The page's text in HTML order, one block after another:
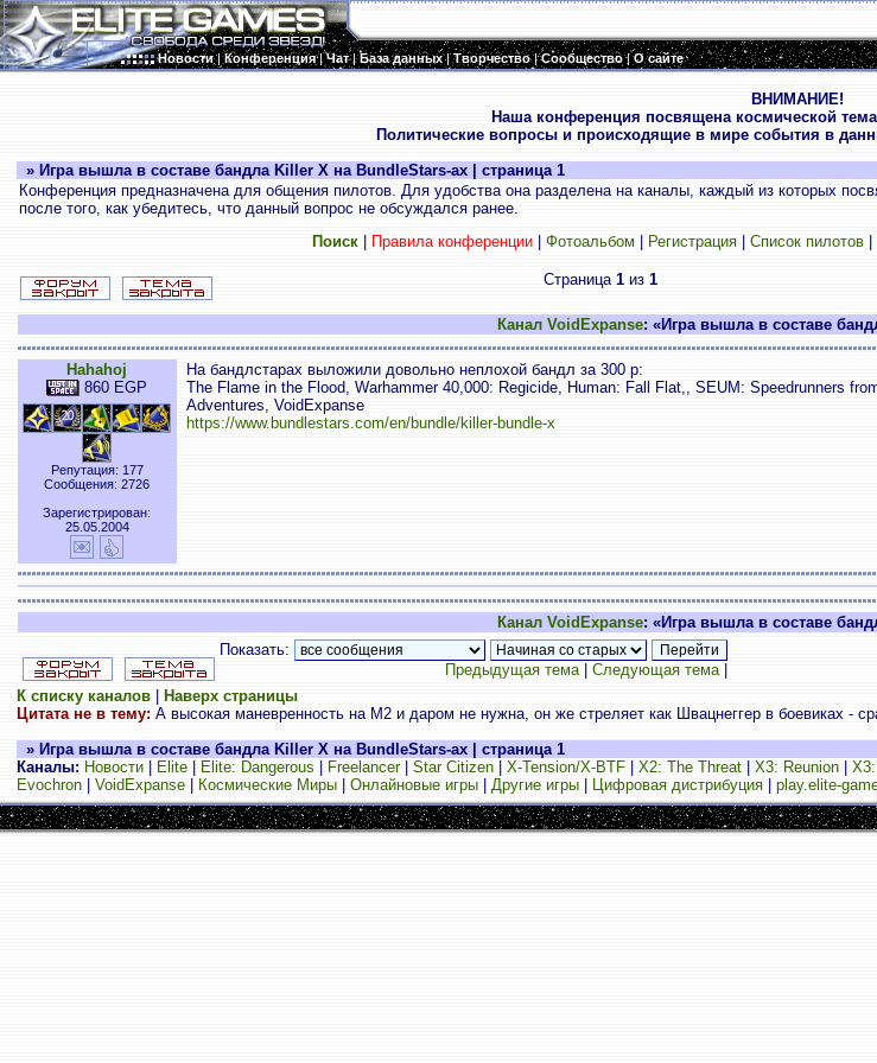
Новости|Конференция|Чат|База данных|Творчество|Сообщество|О сайте
ВНИМАНИЕ!
Наша конференция посвящена космической
Политические вопросы и происходящие в мире события в
» Игра вышла в составе бандла Killer X на BundleStars-ах | страница 1
Конференция предназначена для общения пилотов. Для удобства она разделена на каналы, каждый из которых
после того, как убедитесь, что данный вопрос не обсуждался ранее.
Поиск| Правила конференции| Фотоальбом Регистрация| Список пилотов|
Страница 1 из 1
Канал VoidExpanse: «Игра вышла в составе
Hahahoj
860 EGP
Репутация: 177
Сообщения: 2726
Зарегистрирован:
25.05.2004
На бандлстарах выложили довольно неплохой бандл за 300 р:
The Flame in the Flood, Warhammer 40,000: Regicide, Human: Fall Flat,, SEUM: Speedrunners
Adventures, VoidExpanse
https://www.bundlestars.com/en/bundle/killer-bundle-x
Канал VoidExpanse: «Игра вышла в составе
Показать:
Предыдущая тема| Следующая тема|
К списку каналов|
Наверх страницы
Цитата не в тему:А высокая маневренность на М2 и даром не нужна, он же стреляет как Швацнеггер в боевиках -
» Игра вышла в составе бандла Killer X на BundleStars-ах | страница 1
Каналы: Новости| Elite| Elite: Dangerous Freelancer| Star Citizen| X-Tension/X-BTF| X2: The Threat| X3: Reunion|
Evochron| VoidExpanse| Космические Миры| Онлайновые игры| Другие игры| Цифровая дистрибуция| play.elite-